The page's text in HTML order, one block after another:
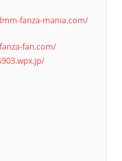
fanza-mania.com/
fan.com/